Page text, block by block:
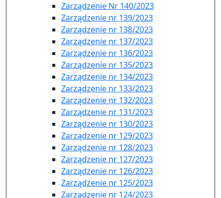
Zarządzenie Nr 140/2023
Zarządzenie nr 139/2023
Zarządzenie nr 138/2023
Zarządzenie nr 137/2023
Zarządzenie nr 136/2023
Zarządzenie nr 135/2023
Zarządzenie nr 134/2023
Zarządzenie nr 133/2023
Zarządzenie nr 132/2023
Zarządzenie nr 131/2023
Zarządzenie nr 130/2023
Zarządzenie nr 129/2023
Zarządzenie nr 128/2023
Zarządzenie nr 127/2023
Zarządzenie nr 126/2023
Zarządzenie nr 125/2023
Zarządzenie nr 124/2023